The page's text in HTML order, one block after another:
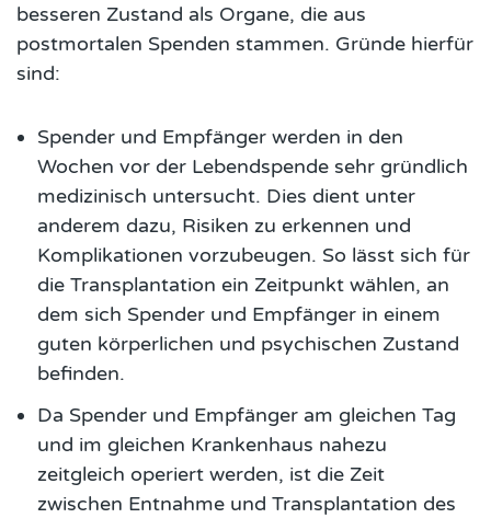
besseren Zustand als Organe, die aus
postmortalen Spenden stammen. Gründe hierfür
sind:
Spender und Empfänger werden in den
Wochen vor der Lebendspende sehr gründlich
medizinisch untersucht. Dies dient unter
anderem dazu, Risiken zu erkennen und
Komplikationen vorzubeugen. So lässt sich für
die Transplantation ein Zeitpunkt wählen, an
dem sich Spender und Empfänger in einem
guten körperlichen und psychischen Zustand
befinden.
Da Spender und Empfänger am gleichen Tag
und im gleichen Krankenhaus nahezu
zeitgleich operiert werden, ist die Zeit
zwischen Entnahme und Transplantation des